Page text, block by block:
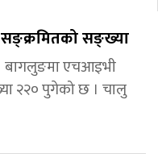
सङ्ख्या
बागलुङमा एचआइभी
२२० पुगेको छ । चालु